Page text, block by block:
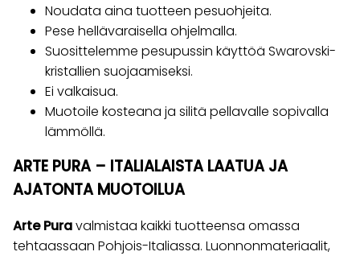
Noudata aina tuotteen pesuohjeita.
Pese hellävaraisella ohjelmalla.
Suosittelemme pesupussin käyttöä Swarovski-
kristallien suojaamiseksi.
Ei valkaisua.
Muotoile kosteana ja silitä pellavalle sopivalla
lämmöllä.
ARTE PURA – ITALIALAISTA LAATUA JA
AJATONTA MUOTOILUA
Arte Puravalmistaa kaikki tuotteensa omassa
tehtaassaan Pohjois-Italiassa. Luonnonmateriaalit,